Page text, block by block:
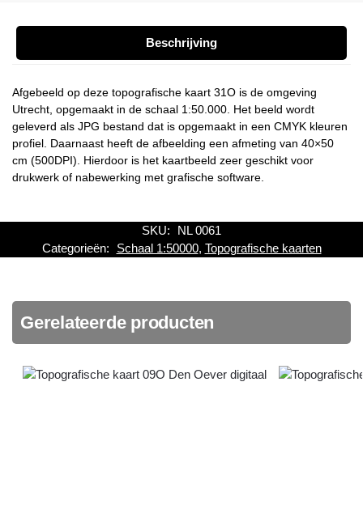
Beschrijving
Afgebeeld op deze topografische kaart 31O is de omgeving
Utrecht, opgemaakt in de schaal 1:50.000. Het beeld wordt
geleverd als JPG bestand dat is opgemaakt in een CMYK kleuren
profiel. Daarnaast heeft de afbeelding een afmeting van 40×50
cm (500DPI). Hierdoor is het kaartbeeld zeer geschikt voor
drukwerk of nabewerking met grafische software.
SKU:
NL 0061
Categorieën:
Schaal 1:50000, Topografische kaarten
Gerelateerde producten